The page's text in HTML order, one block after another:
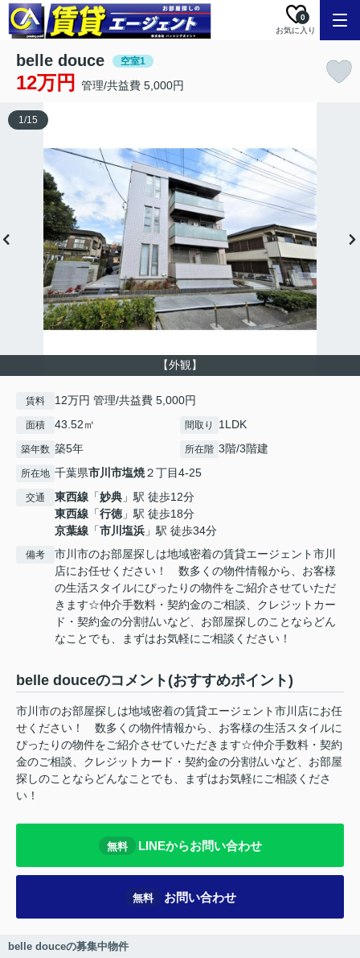
お気に入り
0
belle douce 空室1
12万円 管理/共益費 5,000円
【外観】
1/15
賃料 12万円 管理/共益費 5,000円
面積 43.52㎡ 間取り 1LDK
築年数 築5年 所在階 3階/3階建
所在地 千葉県市川市塩焼２丁目4-25
交通 東西線 「妙典 」駅 徒歩12分
東西線 「行徳」駅 徒歩18分
京葉線 「市川塩浜 」駅 徒歩34分
備考
市川市のお部屋探しは地域密着の賃貸エージェント市川
店にお任せください！ 数多くの物件情報から、お客様
の生活スタイルにぴったりの物件をご紹介させていただ
きます☆仲介手数料・契約金のご相談、クレジットカー
ド・契約金の分割払いなど、お部屋探しのことならどん
なことでも、まずはお気軽にご相談ください！
belle douceのコメント(おすすめポイント)
市川市のお部屋探しは地域密着の賃貸エージェント市川店にお任
せください！ 数多くの物件情報から、お客様の生活スタイルに
ぴったりの物件をご紹介させていただきます☆仲介手数料・契約
金のご相談、クレジットカード・契約金の分割払いなど、お部屋
探しのことならどんなことでも、まずはお気軽にご相談くださ
い！
無料 LINEからお問い合わせ
無料 お問い合わせ
belle douceの募集中物件